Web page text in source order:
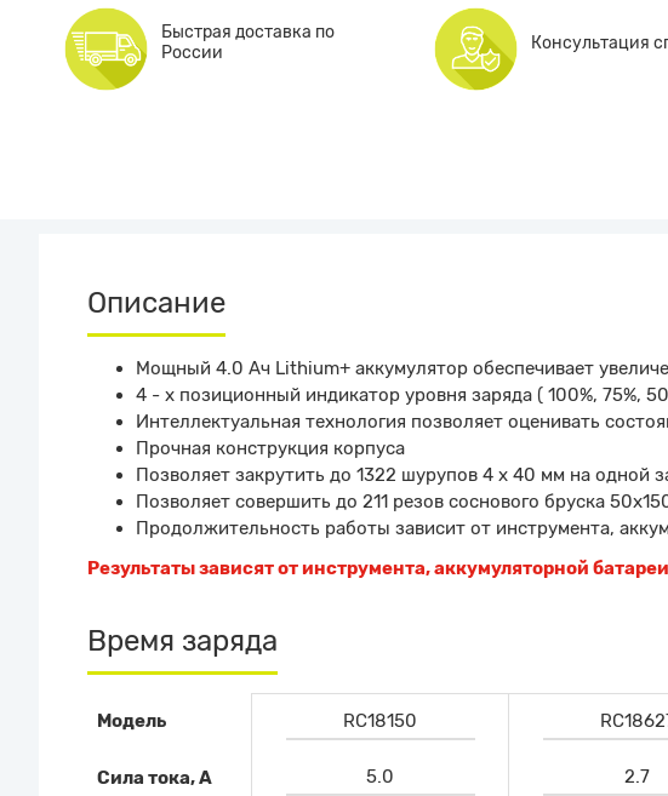
Быстрая доставка по
России
Консультация
Описание
Мощный 4.0 Ач Lithium+ аккумулятор обеспечивает
4 - х позиционный индикатор уровня заряда ( 100%, 75%,
Интеллектуальная технология позволяет оценивать
Прочная конструкция корпуса
Позволяет закрутить до 1322 шурупов 4 х 40 мм на одной
Позволяет совершить до 211 резов соснового бруска
Продолжительность работы зависит от инструмента,
Результаты зависят от инструмента, аккумуляторной
Время заряда
Модель RC18150
Сила тока, А 5.0 2.7